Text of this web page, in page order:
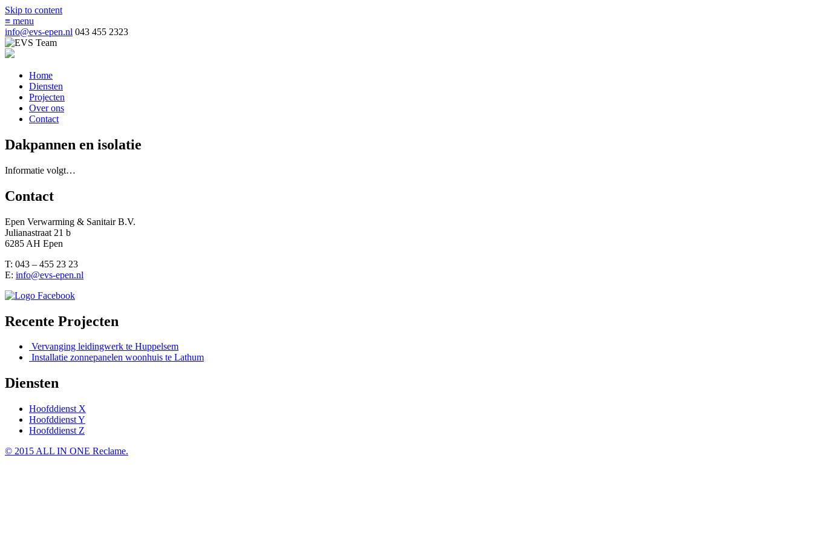
Skip to content
≡ menu
info@evs-epen.nl 043 455 2323
Home
Diensten
Projecten
Over ons
Contact
Dakpannen en isolatie
Informatie volgt…
Contact
Epen Verwarming & Sanitair B.V.
Julianastraat 21 b
6285 AH Epen
T: 043 – 455 23 23
E: info@evs-epen.nl
Recente Projecten
Vervanging leidingwerk te Huppelsem
Installatie zonnepanelen woonhuis te Lathum
Diensten
Hoofddienst X
Hoofddienst Y
Hoofddienst Z
© 2015 ALL IN ONE Reclame.